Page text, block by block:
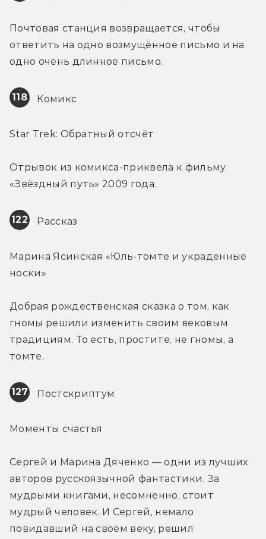
Почтовая станция возвращается, чтобы
ответить на одно возмущённое письмо и на
одно очень длинное письмо.
118 Комикс
Star Trek: Обратный отсчёт
Отрывок из комикса-приквела к фильму
«Звёздный путь» 2009 года.
122 Рассказ
Марина Ясинская «Юль-томте и украденные
носки»
Добрая рождественская сказка о том, как
гномы решили изменить своим вековым
традициям. То есть, простите, не гномы, а
томте.
127 Постскриптум
Моменты счастья
Сергей и Марина Дяченко — одни из лучших
авторов русскоязычной фантастики. За
мудрыми книгами, несомненно, стоит
мудрый человек. И Сергей, немало
повидавший на своём веку, решил